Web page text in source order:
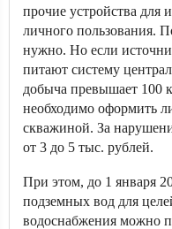
прочие устройства для
личного пользования.
нужно. Но если
питают систему
добыча превышает 100
необходимо оформить
скважиной. За
от 3 до 5 тыс. рублей.
При этом, до 1 января
подземных вод для
водоснабжения можно